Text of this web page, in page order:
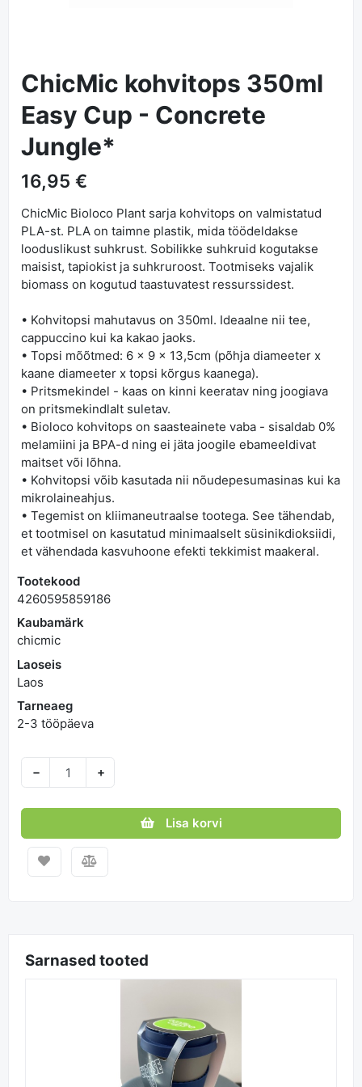
ChicMic kohvitops 350ml
Easy Cup - Concrete
Jungle*
16,95 €
ChicMic Bioloco Plant sarja kohvitops on valmistatud
PLA-st. PLA on taimne plastik, mida töödeldakse
looduslikust suhkrust. Sobilikke suhkruid kogutakse
maisist, tapiokist ja suhkruroost. Tootmiseks vajalik
biomass on kogutud taastuvatest ressurssidest.
• Kohvitopsi mahutavus on 350ml. Ideaalne nii tee,
cappuccino kui ka kakao jaoks.
• Topsi mõõtmed: 6 x 9 x 13,5cm (põhja diameeter x
kaane diameeter x topsi kõrgus kaanega).
• Pritsmekindel - kaas on kinni keeratav ning joogiava
on pritsmekindlalt suletav.
• Bioloco kohvitops on saasteainete vaba - sisaldab 0%
melamiini ja BPA-d ning ei jäta joogile ebameeldivat
maitset või lõhna.
• Kohvitopsi võib kasutada nii nõudepesumasinas kui ka
mikrolaineahjus.
• Tegemist on kliimaneutraalse tootega. See tähendab,
et tootmisel on kasutatud minimaalselt süsinikdioksiidi,
et vähendada kasvuhoone efekti tekkimist maakeral.
Tootekood
4260595859186
Kaubamärk
chicmic
Laoseis
Laos
Tarneaeg
2-3 tööpäeva
− +
Lisa korvi
Sarnased tooted